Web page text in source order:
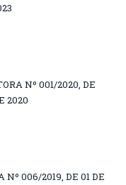
Nº 001/2020, DE
2020
Nº 006/2019, DE 01 DE